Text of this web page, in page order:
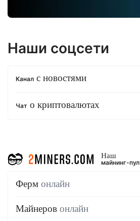
Наши соцсети
Канал с новостями
Чат о криптовалютах
Наш
майнинг-пул
Ферм онлайн
Майнеров онлайн